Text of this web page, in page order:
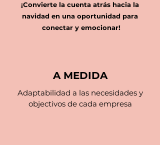
¡Convierte la cuenta atrás hacia la
navidad en una oportunidad para
conectar y emocionar!
A MEDIDA
Adaptabilidad a las necesidades y
objectivos de cada empresa